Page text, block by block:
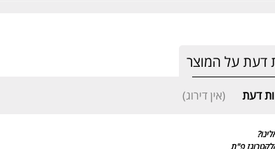
דעת על המוצר
דעת (אין דירוג)